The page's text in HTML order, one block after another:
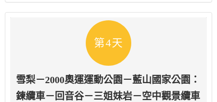
第4天
雪梨－2000奧運運動公園－藍山國家公園：
鍊纜車－回音谷－三姐妹岩－空中觀景纜車